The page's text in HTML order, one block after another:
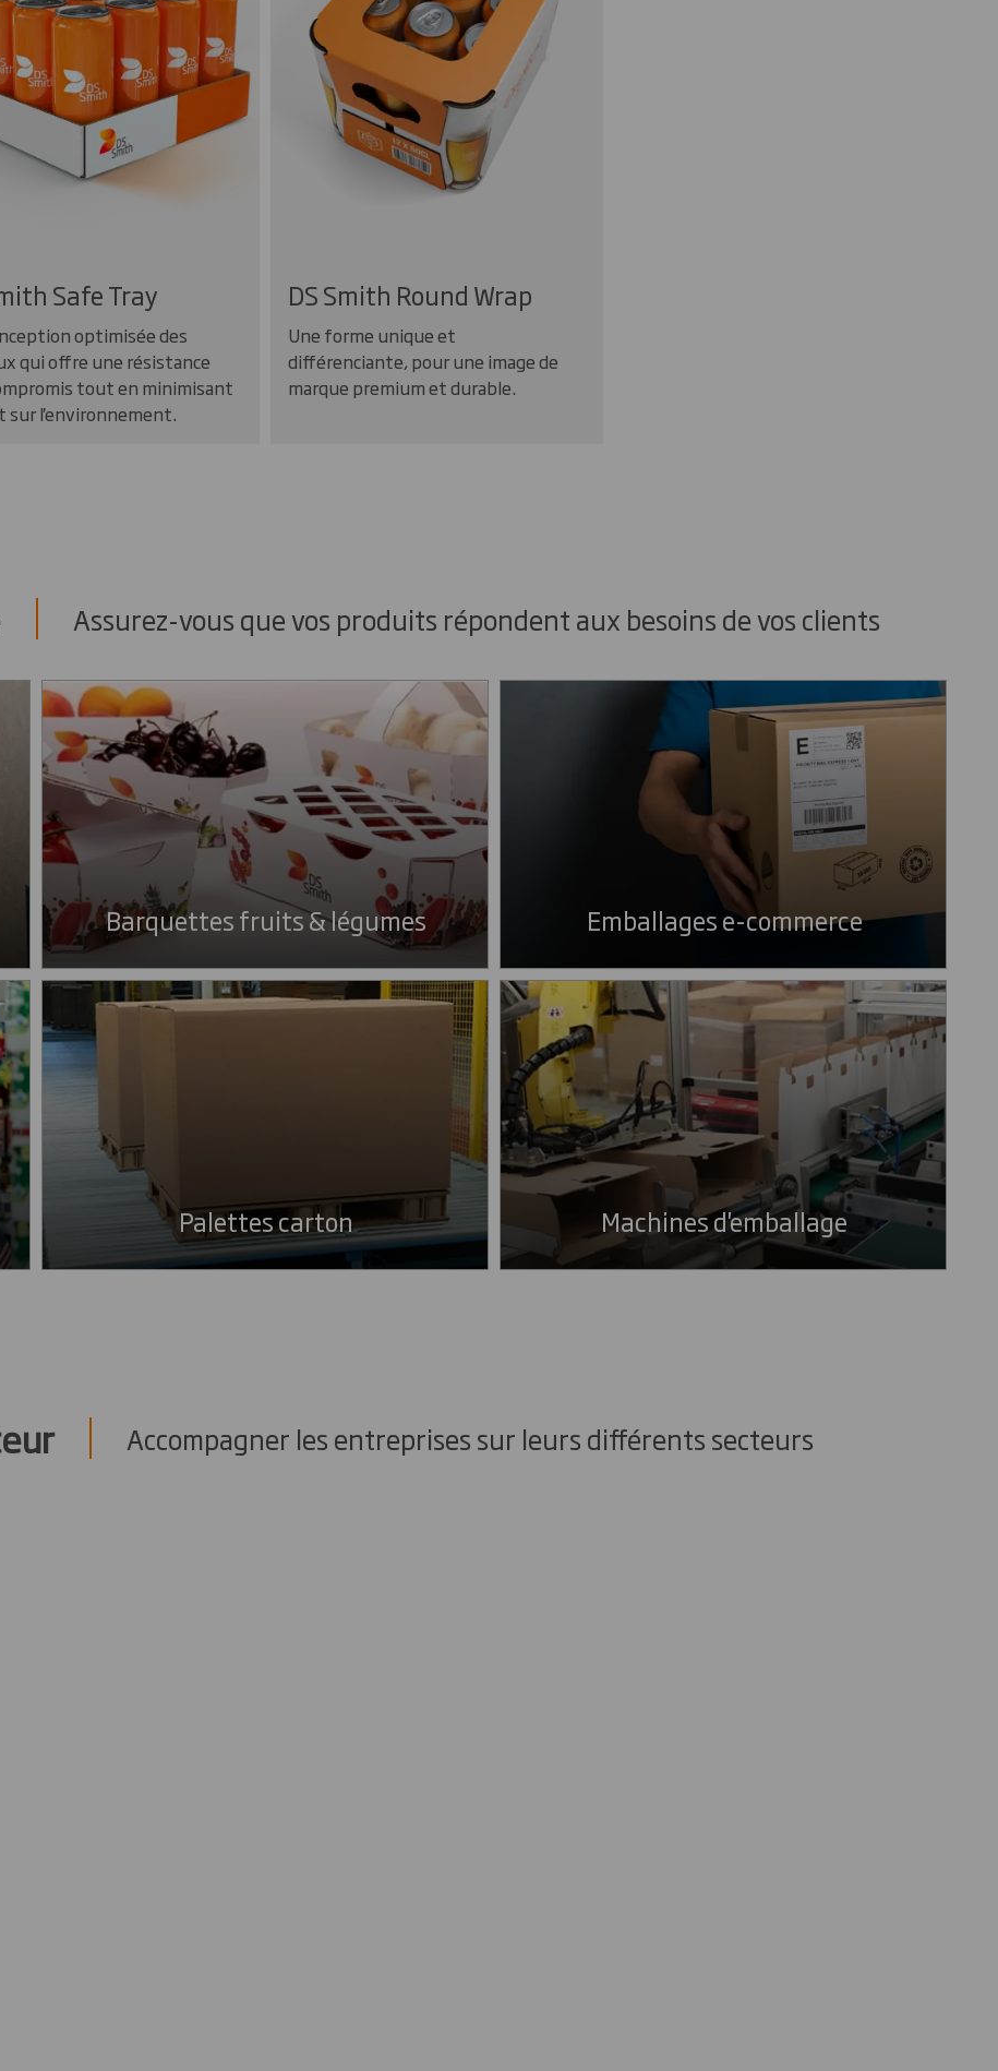
Safe Tray
optimisée des
qui offre une résistance
tout en minimisant
sur l'environnement.
DS Smith Round Wrap
Une forme unique et
différenciante, pour une image de
marque premium et durable.
Assurez-vous que vos produits répondent aux besoins de vos clients
Barquettes fruits & légumes Emballages e-commerce
Palettes carton Machines d'emballage
Accompagner les entreprises sur leurs différents secteurs